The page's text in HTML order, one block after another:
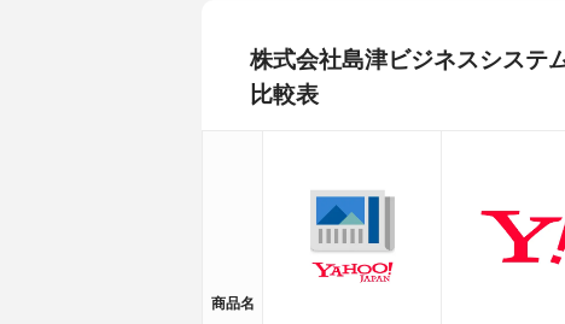
株式会社島津ビジネスシステ
比較表
商品名